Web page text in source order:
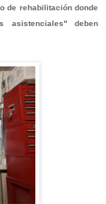
de rehabilitación donde
asistenciales" deben